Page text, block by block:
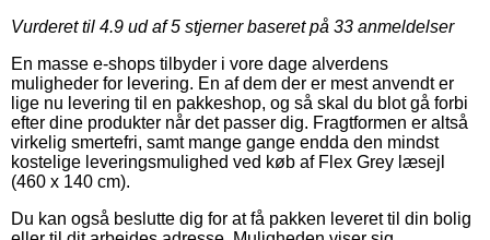
Vurderet til 4.9 ud af 5 stjerner baseret på 33 anmeldelser
En masse e-shops tilbyder i vore dage alverdens
muligheder for levering. En af dem der er mest anvendt er
lige nu levering til en pakkeshop, og så skal du blot gå forbi
efter dine produkter når det passer dig. Fragtformen er altså
virkelig smertefri, samt mange gange endda den mindst
kostelige leveringsmulighed ved køb af Flex Grey læsejl
(460 x 140 cm).
Du kan også beslutte dig for at få pakken leveret til din bolig